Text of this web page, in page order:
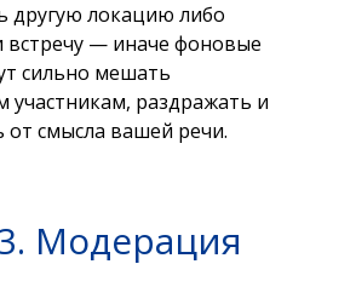
другую локацию либо
встречу — иначе фоновые
сильно мешать
участникам, раздражать и
от смысла вашей речи.
Модерация